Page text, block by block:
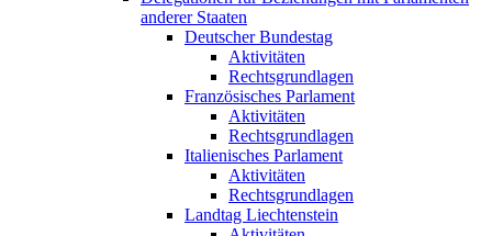
anderer Staaten
Deutscher Bundestag
Aktivitäten
Rechtsgrundlagen
Französisches Parlament
Aktivitäten
Rechtsgrundlagen
Italienisches Parlament
Aktivitäten
Rechtsgrundlagen
Landtag Liechtenstein